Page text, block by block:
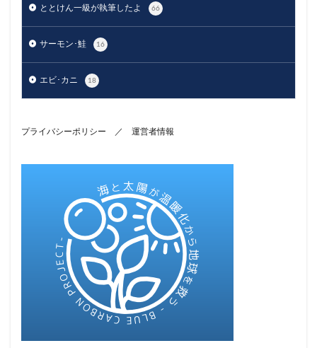
ととけん一級が執筆したよ 66
サーモン･鮭 16
エビ･カニ 18
プライバシーポリシー ／ 運営者情報